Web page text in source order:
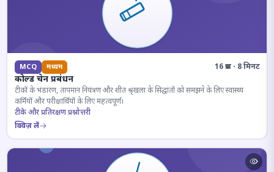
MCQ मध्यम 16 प्रश्न · 8 मिनट
कोल्ड चेन प्रबंधन
टीकों के भंडारण, तापमान नियंत्रण और शीत श्रृंखला के सिद्धांतों को समझने के लिए स्वास्थ्य
कर्मियों और परीक्षार्थियों के लिए महत्वपूर्ण।
टीके और प्रतिरक्षण प्रश्नोत्तरी
क्विज़ लें